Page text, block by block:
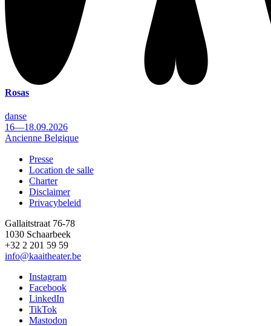
Rosas
danse
16—18.09.2026
Ancienne Belgique
Footer
Presse
Location de salle
Charter
Disclaimer
Privacybeleid
Gallaitstraat 76-78
1030 Schaarbeek
+32 2 201 59 59
info@kaaitheater.be
Instagram
Facebook
LinkedIn
TikTok
Mastodon